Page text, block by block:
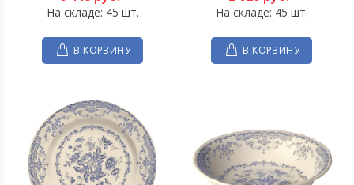
На складе: 45 шт.
В КОРЗИНУ
На складе: 45 шт.
В КОРЗИНУ